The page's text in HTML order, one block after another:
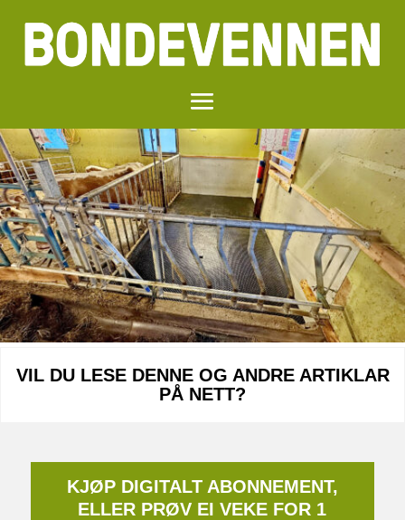
VIL DU LESE DENNE OG ANDRE ARTIKLAR
PÅ NETT?
KJØP DIGITALT ABONNEMENT,
ELLER PRØV EI VEKE FOR 1